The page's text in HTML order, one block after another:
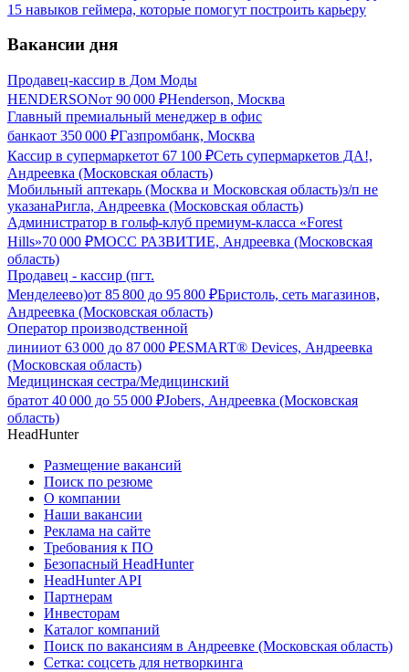
15 навыков геймера, которые помогут построить карьеру
Вакансии дня
Продавец-кассир в Дом Моды
HENDERSONот 90 000 ₽Henderson, Москва
Главный премиальный менеджер в офис
банкаот 350 000 ₽Газпромбанк, Москва
Кассир в супермаркетот 67 100 ₽Сеть супермаркетов ДА!,
Андреевка (Московская область)
Мобильный аптекарь (Москва и Московская область)з/п не
указанаРигла, Андреевка (Московская область)
Администратор в гольф-клуб премиум-класса «Forest
Hills»70 000 ₽МОСС РАЗВИТИЕ, Андреевка (Московская
область)
Продавец - кассир (пгт.
Менделеево)от 85 800 до 95 800 ₽Бристоль, сеть магазинов,
Андреевка (Московская область)
Оператор производственной
линииот 63 000 до 87 000 ₽ESMART® Devices, Андреевка
(Московская область)
Медицинская сестра/Медицинский
братот 40 000 до 55 000 ₽Jobers, Андреевка (Московская
область)
HeadHunter
Размещение вакансий
Поиск по резюме
О компании
Наши вакансии
Реклама на сайте
Требования к ПО
Безопасный HeadHunter
HeadHunter API
Партнерам
Инвесторам
Каталог компаний
Поиск по вакансиям в Андреевке (Московская область)
Сетка: соцсеть для нетворкинга